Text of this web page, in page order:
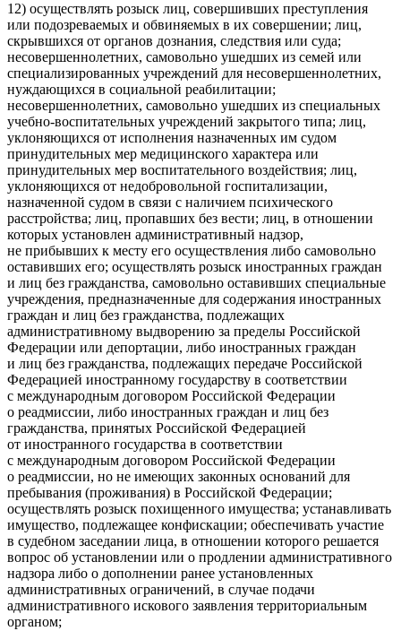
12) осуществлять розыск лиц, совершивших преступления
или подозреваемых и обвиняемых в их совершении; лиц,
скрывшихся от органов дознания, следствия или суда;
несовершеннолетних, самовольно ушедших из семей или
специализированных учреждений для несовершеннолетних,
нуждающихся в социальной реабилитации;
несовершеннолетних, самовольно ушедших из специальных
учебно-воспитательных учреждений закрытого типа; лиц,
уклоняющихся от исполнения назначенных им судом
принудительных мер медицинского характера или
принудительных мер воспитательного воздействия; лиц,
уклоняющихся от недобровольной госпитализации,
назначенной судом в связи с наличием психического
расстройства; лиц, пропавших без вести; лиц, в отношении
которых установлен административный надзор,
не прибывших к месту его осуществления либо самовольно
оставивших его; осуществлять розыск иностранных граждан
и лиц без гражданства, самовольно оставивших специальные
учреждения, предназначенные для содержания иностранных
граждан и лиц без гражданства, подлежащих
административному выдворению за пределы Российской
Федерации или депортации, либо иностранных граждан
и лиц без гражданства, подлежащих передаче Российской
Федерацией иностранному государству в соответствии
с международным договором Российской Федерации
о реадмиссии, либо иностранных граждан и лиц без
гражданства, принятых Российской Федерацией
от иностранного государства в соответствии
с международным договором Российской Федерации
о реадмиссии, но не имеющих законных оснований для
пребывания (проживания) в Российской Федерации;
осуществлять розыск похищенного имущества; устанавливать
имущество, подлежащее конфискации; обеспечивать участие
в судебном заседании лица, в отношении которого решается
вопрос об установлении или о продлении административного
надзора либо о дополнении ранее установленных
административных ограничений, в случае подачи
административного искового заявления территориальным
органом;